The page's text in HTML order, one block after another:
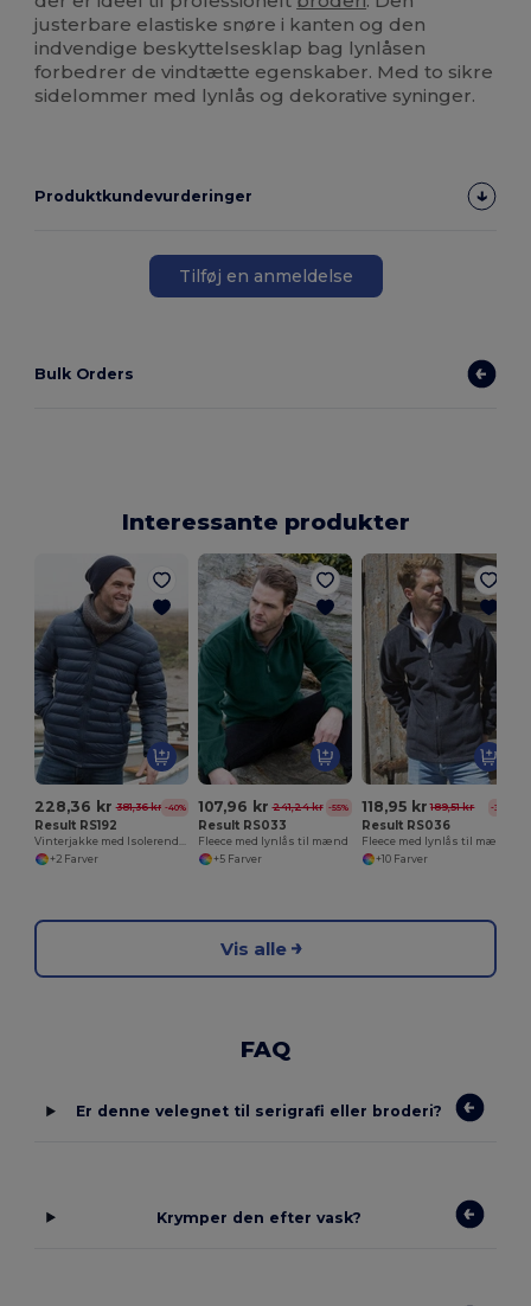
justerbare elastiske snøre i kanten og den
indvendige beskyttelsesklap bag lynlåsen
forbedrer de vindtætte egenskaber. Med to sikre
sidelommer med lynlås og dekorative syninger.
Produktkundevurderinger
Tilføj en anmeldelse
Bulk Orders
Interessante produkter
228,36 kr 381,36 kr -40%
Result RS192
Vinterjakke med Isolerende Komfort og Funktionalitet
+2 Farver
107,96 kr 241,24 kr -55%
Result RS033
Fleece med lynlås til mænd
+5 Farver
118,95 kr 189,51 kr -37%
Result RS036
Fleece med lynlås til mænd
+10 Farver
Vis alle
FAQ
Er denne velegnet til serigrafi eller broderi?
Krymper den efter vask?